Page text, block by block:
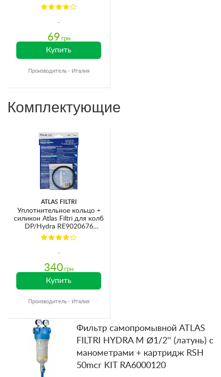
69 грн
Купить
Производитель - Италия
Комплектующие
ATLAS FILTRI
Уплотнительное кольцо +
силикон Atlas Filtri для колб
DP/Hydra RE9020676
Ø84х3.5мм
340 грн
Купить
Производитель - Италия
Фильтр самопромывной ATLAS
FILTRI HYDRA M Ø1/2'' (латунь) c
манометрами + картридж RSH
50mcr KIT RA6000120